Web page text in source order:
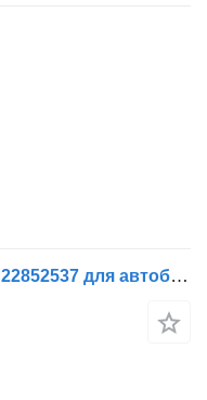
Гидроцилиндр Weber 9959666 22852537 для автобуса Volvo B5LH, B0E (2008-)